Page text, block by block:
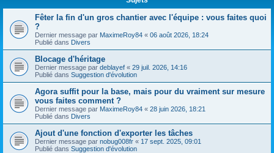
Fêter la fin d'un gros chantier avec l'équipe : vous faites quoi
?
Dernier message par MaximeRoy84 « 06 août 2026, 18:24
Publié dans Divers
Blocage d'héritage
Dernier message par deblayef « 29 juil. 2026, 14:16
Publié dans Suggestion d'évolution
Agora suffit pour la base, mais pour du vraiment sur mesure
vous faites comment ?
Dernier message par MaximeRoy84 « 28 juin 2026, 18:21
Publié dans Divers
Ajout d'une fonction d'exporter les tâches
Dernier message par nobug008fr « 17 sept. 2025, 09:01
Publié dans Suggestion d'évolution